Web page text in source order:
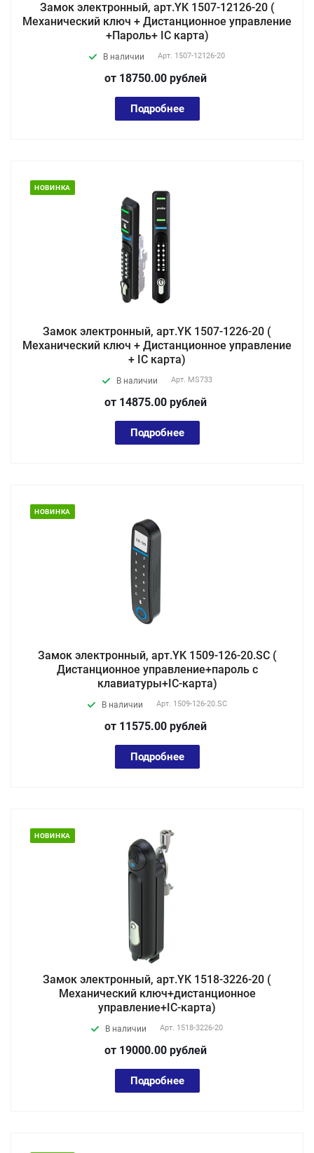
Замок электронный, арт.YK 1507-12126-20 (
Механический ключ + Дистанционное управление
+Пароль+ IC карта)
В наличии Арт. 1507-12126-20
от 18750.00 рублей
Подробнее
НОВИНКА
Замок электронный, арт.YK 1507-1226-20 (
Механический ключ + Дистанционное управление
+ IC карта)
В наличии Арт. MS733
от 14875.00 рублей
Подробнее
НОВИНКА
Замок электронный, арт.YK 1509-126-20.SC (
Дистанционное управление+пароль с
клавиатуры+IC-карта)
В наличии Арт. 1509-126-20.SC
от 11575.00 рублей
Подробнее
НОВИНКА
Замок электронный, арт.YK 1518-3226-20 (
Механический ключ+дистанционное
управление+IC-карта)
В наличии Арт. 1518-3226-20
от 19000.00 рублей
Подробнее